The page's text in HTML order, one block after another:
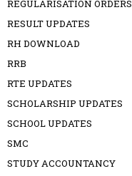
REGULARISATION ORDERS
RESULT UPDATES
RH DOWNLOAD
RRB
RTE UPDATES
SCHOLARSHIP UPDATES
SCHOOL UPDATES
SMC
STUDY ACCOUNTANCY